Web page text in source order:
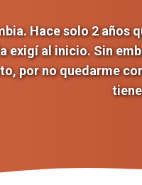
Hace solo 2
exigí al inicio. Sin
por no quedarme